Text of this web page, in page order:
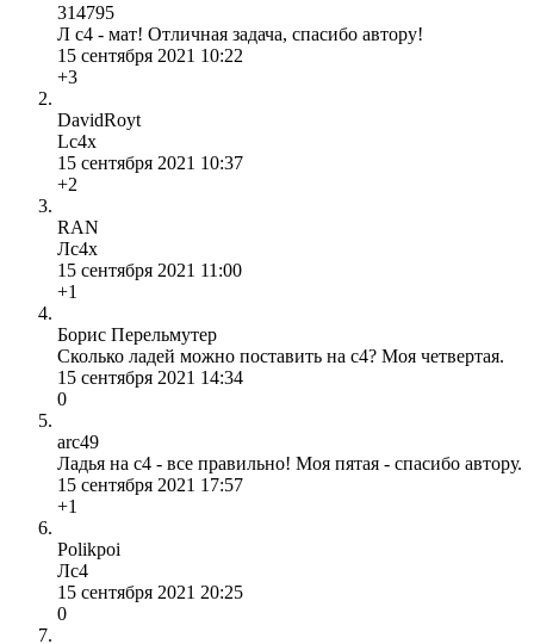
314795
Л с4 - мат! Отличная задача, спасибо автору!
15 сентября 2021 10:22
+3
DavidRoyt
Lc4x
15 сентября 2021 10:37
+2
RAN
Лс4х
15 сентября 2021 11:00
+1
Борис Перельмутер
Сколько ладей можно поставить на с4? Моя четвертая.
15 сентября 2021 14:34
0
arc49
Ладья на c4 - все правильно! Моя пятая - спасибо автору.
15 сентября 2021 17:57
+1
Polikpoi
Лс4
15 сентября 2021 20:25
0